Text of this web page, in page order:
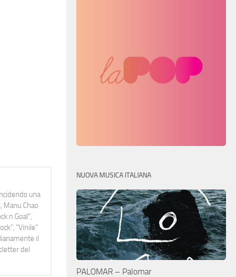
una
Manu Chao
n Goal",
"Vinile"
il
del
NUOVA MUSICA ITALIANA
PALOMAR – Palomar